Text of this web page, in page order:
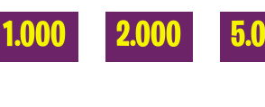
1.000 2.000